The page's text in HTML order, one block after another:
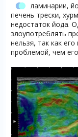
ламинарии,
печень трески,
недостаток йода.
злоупотреблять
нельзя, так как
проблемой, чем